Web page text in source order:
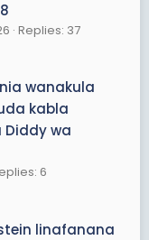
Replies: 37
wanakula
kabla
Diddy wa
6
linafanana